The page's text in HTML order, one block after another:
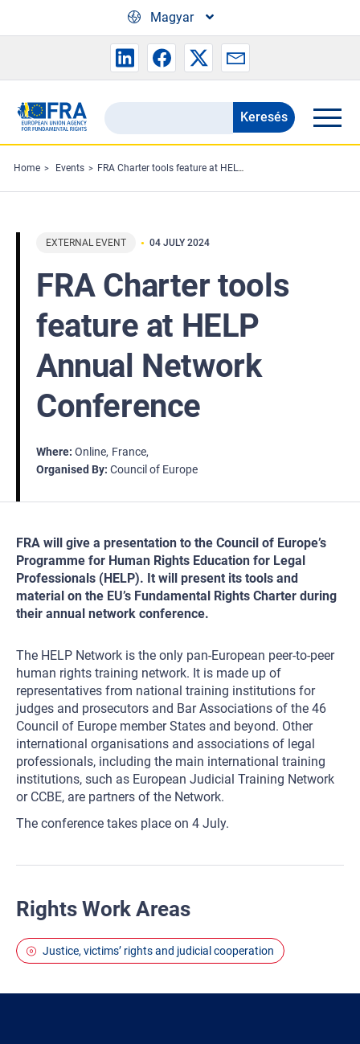
Magyar
Search
the
FRA
website
Keresés
Home Events FRA Charter tools feature at HELP Annual Network Conference
EXTERNAL EVENT 04 JULY 2024
FRA Charter tools
feature at HELP
Annual Network
Conference
Where Online France
Organised By Council of Europe
FRA will give a presentation to the Council of Europe’s
Programme for Human Rights Education for Legal
Professionals (HELP). It will present its tools and
material on the EU’s Fundamental Rights Charter during
their annual network conference.
The HELP Network is the only pan-European peer-to-peer
human rights training network. It is made up of
representatives from national training institutions for
judges and prosecutors and Bar Associations of the 46
Council of Europe member States and beyond. Other
international organisations and associations of legal
professionals, including the main international training
institutions, such as European Judicial Training Network
or CCBE, are partners of the Network.
The conference takes place on 4 July.
Rights Work Areas
Justice, victims’ rights and judicial cooperation